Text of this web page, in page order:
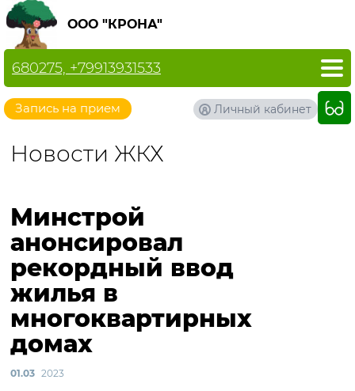
ООО "КРОНА"
Запись на прием
680275, +79913931533
Личный кабинет
Новости ЖКХ
Минстрой
анонсировал
рекордный ввод
жилья в
многоквартирных
домах
01.03 2023